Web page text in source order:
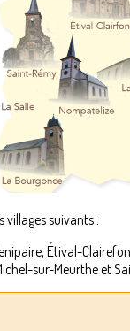
villages suivants :
Étival-
sur-Meurthe et